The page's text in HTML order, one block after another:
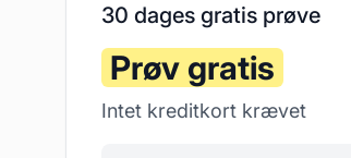
30 dages gratis prøve
Prøv gratis
Intet kreditkort krævet